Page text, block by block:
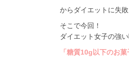
からダイエットに失
そこで今回！
ダイエット女子の強
「糖質10g以下のお菓